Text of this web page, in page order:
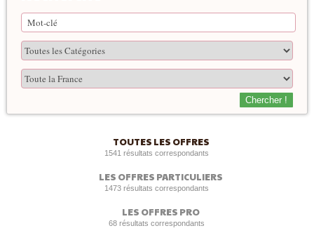
Chercher !
TOUTES LES OFFRES
1541 résultats correspondants
LES OFFRES PARTICULIERS
1473 résultats correspondants
LES OFFRES PRO
68 résultats correspondants